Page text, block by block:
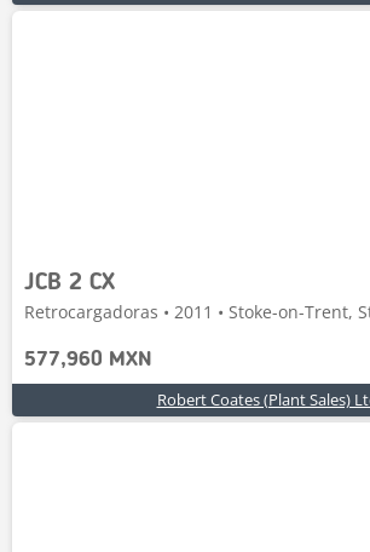
JCB 2 CX
Retrocargadoras • 2011 • Stoke-on-Trent,
577,960 MXN
Robert Coates (Plant Sales)